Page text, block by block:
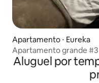
Apartamento ⋅ Eureka
Apartamento grande #3
avaliações! Cama king
Aluguel por